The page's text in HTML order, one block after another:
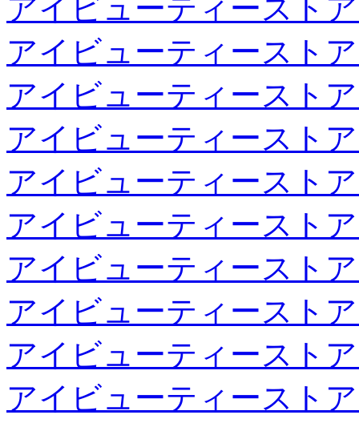
アイビューティースト
アイビューティースト
アイビューティースト
アイビューティースト
アイビューティースト
アイビューティースト
アイビューティースト
アイビューティースト
アイビューティースト
アイビューティースト